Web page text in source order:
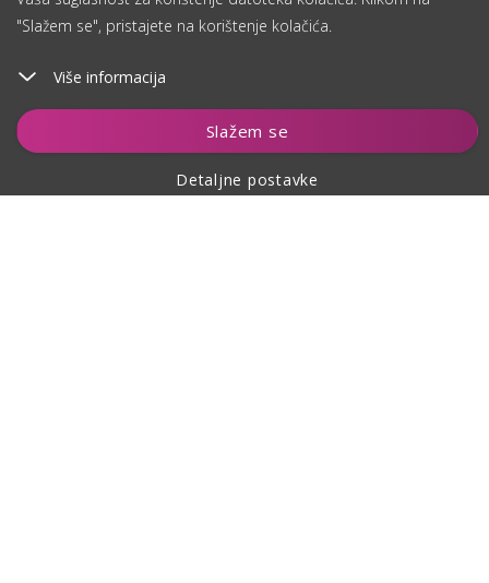
"Slažem se", pristajete na korištenje kolačića.
Više informacija
Slažem se
Detaljne postavke
Dodaj u košaricu